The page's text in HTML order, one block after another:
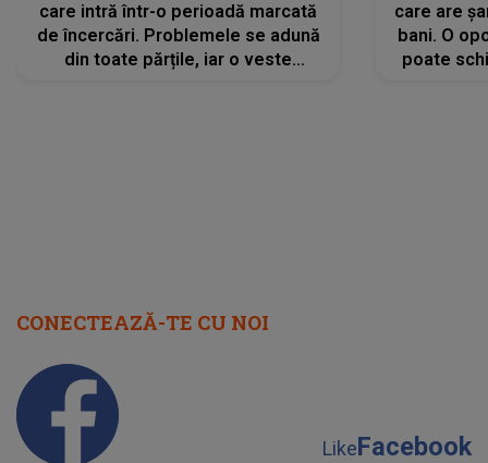
care intră într-o perioadă marcată
de încercări. Problemele se adună
din toate părțile, iar o veste
care are
bani. O
poate
CONECTEAZĂ-TE CU NOI
LikeFacebook